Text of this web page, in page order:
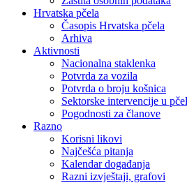
Hrvatska pčela
Časopis Hrvatska pčela
Arhiva
Aktivnosti
Nacionalna staklenka
Potvrda za vozila
Potvrda o broju košnica
Sektorske intervencije u
Pogodnosti za članove
Razno
Korisni likovi
Najčešća pitanja
Kalendar događanja
Razni izvještaji, grafovi